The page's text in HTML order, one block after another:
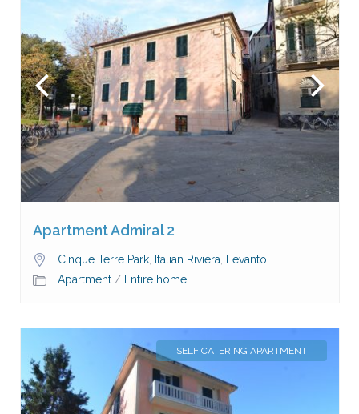
Apartment Admiral 2
Cinque Terre Park, Italian Riviera
Levanto
Apartment/ Entire home
SELF CATERING APARTMENT